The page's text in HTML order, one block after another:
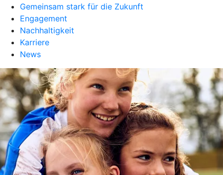
Gemeinsam stark für die Zukunft
Engagement
Nachhaltigkeit
Karriere
News